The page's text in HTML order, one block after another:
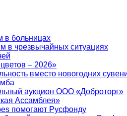
в больницах
в чрезвычайных ситуациях
– 2026»
вместо новогодних
аукцион ООО «Доброторг»
Ассамблея»
помогают Русфонду